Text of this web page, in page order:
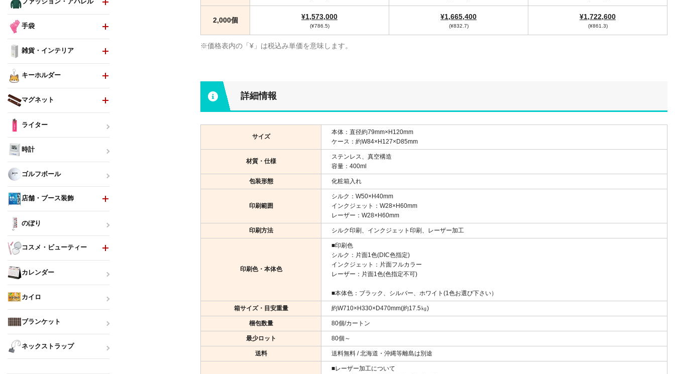
2,000個 ¥1,573,000
(¥786.5)
¥1,665,400
(¥832.7)
¥1,722,600
(¥861.3)
※価格表内の「¥」は税込み単価を意味します。
詳細情報
サイズ
本体：直径約79mm×H120mm
ケース：約W84×H127×D85mm
材質・仕様
ステンレス、真空構造
容量：400ml
包装形態 化粧箱入れ
印刷範囲
シルク：W50×H40mm
インクジェット：W28×H60mm
レーザー：W28×H60mm
印刷方法 シルク印刷、インクジェット印刷、レーザー加工
印刷色・本体色
■印刷色
シルク：片面1色(DIC色指定)
インクジェット：片面フルカラー
レーザー：片面1色(色指定不可)
■本体色：ブラック、シルバー、ホワイト(1色お選び下さい）
箱サイズ・目安重量 約W710×H330×D470mm(約17.5㎏)
梱包数量 80個/カートン
最少ロット 80個～
送料 送料無料 / 北海道・沖縄等離島は別途
■レーザー加工について
ファッション・アパレル
手袋
雑貨・インテリア
キーホルダー
マグネット
ライター
時計
ゴルフボール
店舗・ブース装飾
のぼり
コスメ・ビューティー
カレンダー
カイロ
ブランケット
ネックストラップ